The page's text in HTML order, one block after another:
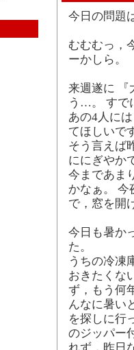
今日の問題
むむむっ，
ーかしら。
来週遂に 『
う…。 すで
あの4人に
てほしいで
そう言えば
ににぎやか
今まであま
かなぁ。 今
で，窓を開
今日も暑か
た。
うちの冷凍
おきたくな
ず，もう何
んなに暑い
を探しに行
のジッパー